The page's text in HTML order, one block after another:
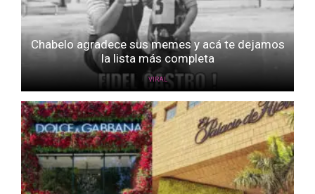
Chabelo agradece sus memes y acá te dejamos
la lista más completa
VIRAL